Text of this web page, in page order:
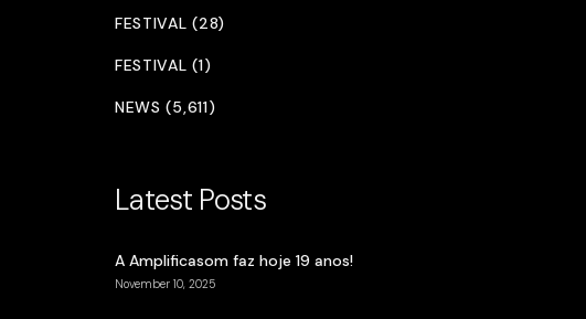
FESTIVAL (28)
FESTIVAL (1)
NEWS (5,611)
Latest Posts
A Amplificasom faz hoje 19 anos!
November 10, 2025